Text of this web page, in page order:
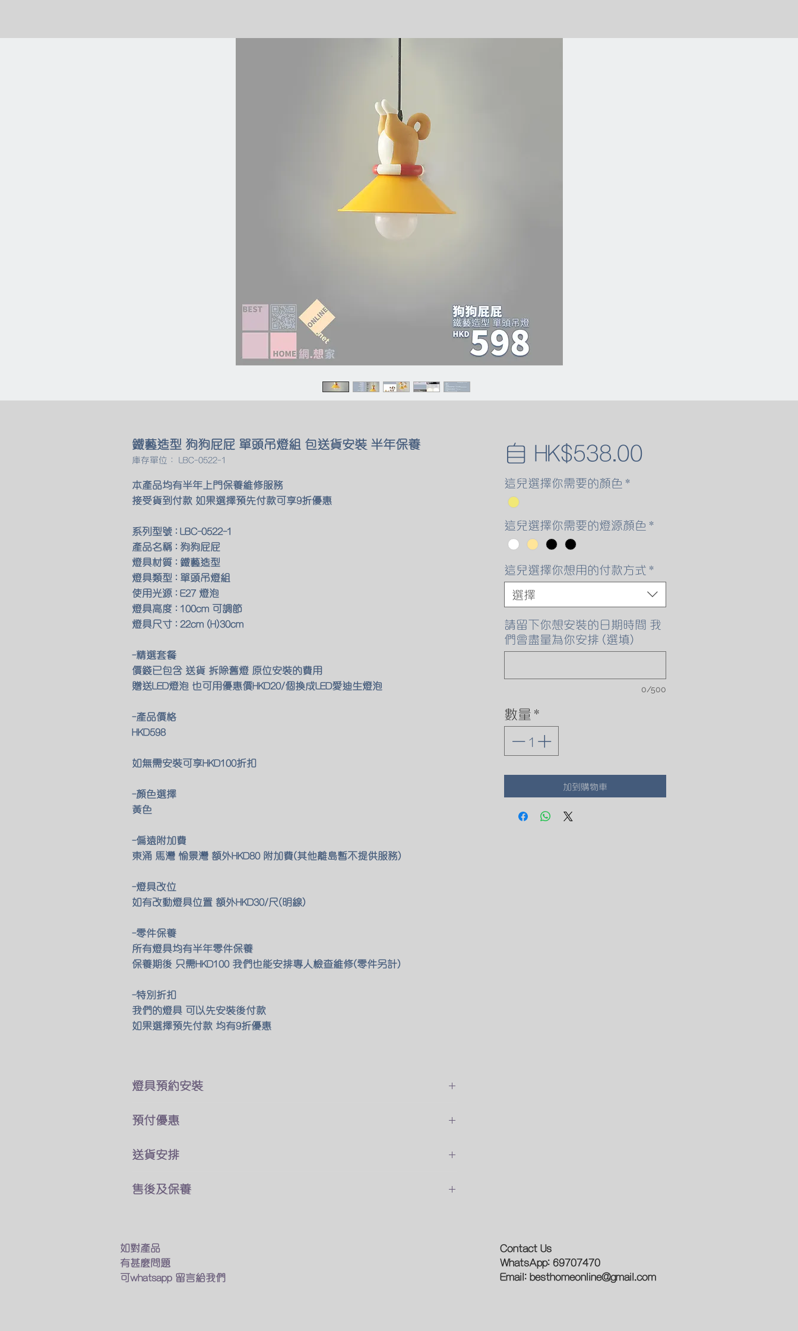
鐵藝造型 狗狗屁屁 單頭吊燈組 包送貨安裝 半年保養
庫存單位： LBC-0522-1
本產品均有半年上門保養維修服務
接受貨到付款 如果選擇預先付款可享9折優惠
系列型號 : LBC-0522-1
產品名稱 : 狗狗屁屁
燈具材質 : 鐵藝造型
燈具類型 : 單頭吊燈組
使用光源 : E27 燈泡
燈具高度 : 100cm 可調節
燈具尺寸 : 22cm (H)30cm
-精選套餐
價錢已包含 送貨 拆除舊燈 原位安裝的費用
贈送LED燈泡 也可用優惠價HKD20/個換成LED愛迪生燈泡
-產品價格
HKD598
如無需安裝可享HKD100折扣
-顏色選擇
黃色
-偏遠附加費
東涌 馬灣 愉景灣 額外HKD80 附加費(其他離島暫不提供服務)
-燈具改位
如有改動燈具位置 額外HKD30/尺(明線)
-零件保養
所有燈具均有半年零件保養
保養期後 只需HKD100 我們也能安排專人檢查維修(零件另計)
-特別折扣
我們的燈具 可以先安裝後付款
如果選擇預先付款 均有9折優惠
燈具預約安裝
價錢巳經包了折除舊燈 及原位安裝的費用
費用可於安裝後付現
如有其他疑問及特別安裝需求
​觀迎找我們的客戶服務業員討論
預付優惠
及預先付款兩種付款方式
預先付款可享有9折優惠
Payme
Wechat Pay
​支付寶(香港)
送貨安排
專人送貨上門 馬上進行安裝
在閣下面前試用燈具
確保送到你手的貨品能完美運作
售後及保養
我們會有專人上門維修及更換
保養期後如果需要維修及更換光源
也可以找我們的客戶服務員
自 HK$538.00促
格
這兒選擇你需要的顏色 *
這兒選擇你需要的燈源顏色 *
這兒選擇你想用的付款方式 *
選擇
請留下你想安裝的日期時間 我
們會盡量為你安排 (選填)
0/500
數量 *
加到購物車
如對產品
有甚麼問題
可whatsapp 留言給我們
Contact Us
WhatsApp: 69707470
Email: besthomeonline@gmail.com